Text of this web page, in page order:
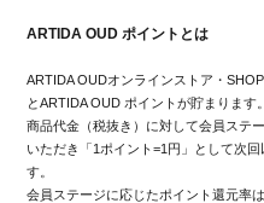
ARTIDA OUD ポイントとは
ARTIDA OUDオンラインストア・
とARTIDA OUD ポイントが貯まります。
商品代金（税抜き）に対して会員ステ
いただき「1ポイント=1円」として次
す。
会員ステージに応じたポイント還元率は